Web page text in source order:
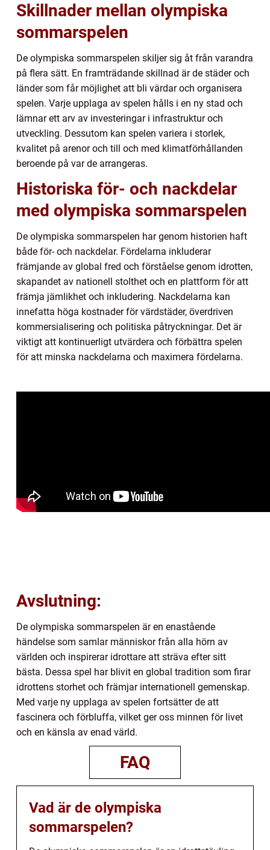
Skillnader mellan olympiska
sommarspelen
De olympiska sommarspelen skiljer sig åt från varandra
på flera sätt. En framträdande skillnad är de städer och
länder som får möjlighet att bli värdar och organisera
spelen. Varje upplaga av spelen hålls i en ny stad och
lämnar ett arv av investeringar i infrastruktur och
utveckling. Dessutom kan spelen variera i storlek,
kvalitet på arenor och till och med klimatförhållanden
beroende på var de arrangeras.
Historiska för- och nackdelar
med olympiska sommarspelen
De olympiska sommarspelen har genom historien haft
både för- och nackdelar. Fördelarna inkluderar
främjande av global fred och förståelse genom idrotten,
skapandet av nationell stolthet och en plattform för att
främja jämlikhet och inkludering. Nackdelarna kan
innefatta höga kostnader för värdstäder, överdriven
kommersialisering och politiska påtryckningar. Det är
viktigt att kontinuerligt utvärdera och förbättra spelen
för att minska nackdelarna och maximera fördelarna.
Avslutning:
De olympiska sommarspelen är en enastående
händelse som samlar människor från alla hörn av
världen och inspirerar idrottare att sträva efter sitt
bästa. Dessa spel har blivit en global tradition som firar
idrottens storhet och främjar internationell gemenskap.
Med varje ny upplaga av spelen fortsätter de att
fascinera och förbluffa, vilket ger oss minnen för livet
och en känsla av enad värld.
FAQ
Vad är de olympiska
sommarspelen?